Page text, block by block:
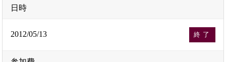
日時
2012/05/13 終了